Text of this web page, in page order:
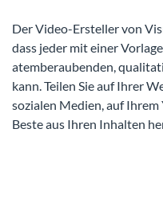
Der Video-Ersteller von
dass jeder mit einer
atemberaubenden,
kann. Teilen Sie auf Ihrer
sozialen Medien, auf Ihrem
Beste aus Ihren Inhalten